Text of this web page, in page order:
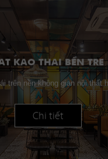
KAO THAI BẾN TRE
trên nền không gian nội thất
Chi tiết